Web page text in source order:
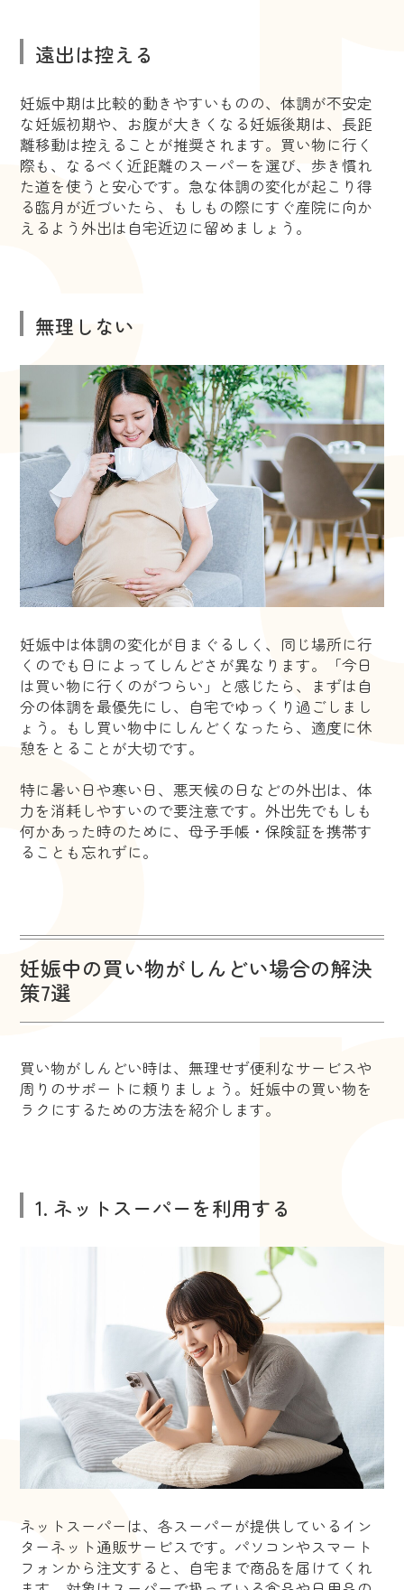
遠出は控える
妊娠中期は比較的動きやすいものの、体調が不安定
な妊娠初期や、お腹が大きくなる妊娠後期は、長距
離移動は控えることが推奨されます。買い物に行く
際も、なるべく近距離のスーパーを選び、歩き慣れ
た道を使うと安心です。急な体調の変化が起こり得
る臨月が近づいたら、もしもの際にすぐ産院に向か
えるよう外出は自宅近辺に留めましょう。
無理しない
妊娠中は体調の変化が目まぐるしく、同じ場所に行
くのでも日によってしんどさが異なります。「今日
は買い物に行くのがつらい」と感じたら、まずは自
分の体調を最優先にし、自宅でゆっくり過ごしまし
ょう。もし買い物中にしんどくなったら、適度に休
憩をとることが大切です。
特に暑い日や寒い日、悪天候の日などの外出は、体
力を消耗しやすいので要注意です。外出先でもしも
何かあった時のために、母子手帳・保険証を携帯す
ることも忘れずに。
妊娠中の買い物がしんどい場合の解決
策7選
買い物がしんどい時は、無理せず便利なサービスや
周りのサポートに頼りましょう。妊娠中の買い物を
ラクにするための方法を紹介します。
1. ネットスーパーを利用する
ネットスーパーは、各スーパーが提供しているイン
ターネット通販サービスです。パソコンやスマート
フォンから注文すると、自宅まで商品を届けてくれ